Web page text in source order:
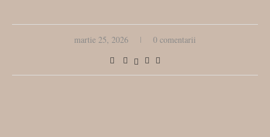
martie 25, 2026 0 comentarii